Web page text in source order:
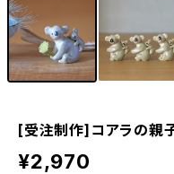
[受注制作]コアラの親
¥2,970